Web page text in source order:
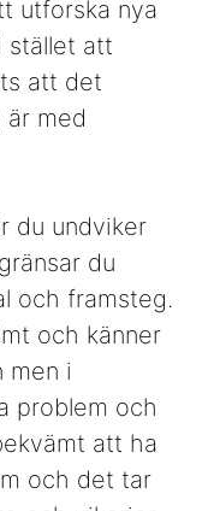
utforska nya
stället att
att det
med
du undviker
du
och framsteg.
och känner
men i
problem och
att ha
och det tar